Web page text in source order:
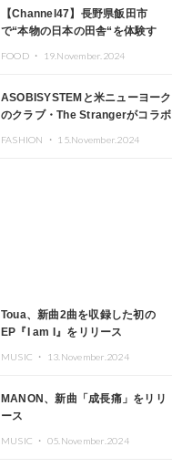
【Channel47】長野県飯田市
で“本物の日本の田舎“を体験す
FOOD ・ 19.November.2024
ASOBISYSTEMと米ニューヨーク
のクラブ・The Strangerがコラボ
FASHION ・ 15.November.2024
Toua、新曲2曲を収録した初の
EP『I am I』をリリース
MUSIC ・ 13.November.2024
MANON、新曲「成長痛」をリリ
ース
MUSIC ・ 05.November.2024